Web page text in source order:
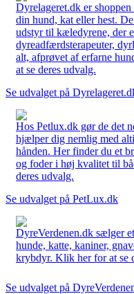
Dyrelageret.dk er
din hund, kat eller hest.
udstyr til kæledyrene, der
dyreadfærdsterapeuter,
alt, afprøvet af erfarne
at se deres udvalg.
Se udvalget på
Hos Petlux.dk gør de det
hjælper dig nemlig med
hånden. Her finder du et
og foder i høj kvalitet til
deres udvalg.
Se udvalget på PetLux.dk
DyreVerdenen.dk sælger
hunde, katte, kaniner,
krybdyr. Klik her for at se
Se udvalget på